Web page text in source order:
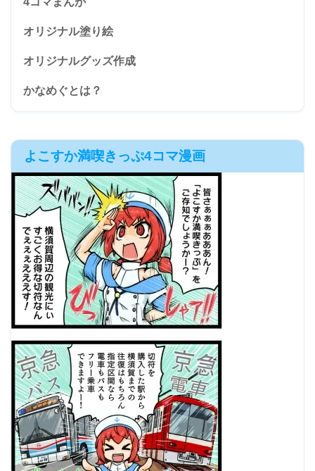
オリジナル塗り絵
オリジナルグッズ作成
かなめぐとは？
よこすか満喫きっぷ4コマ漫画